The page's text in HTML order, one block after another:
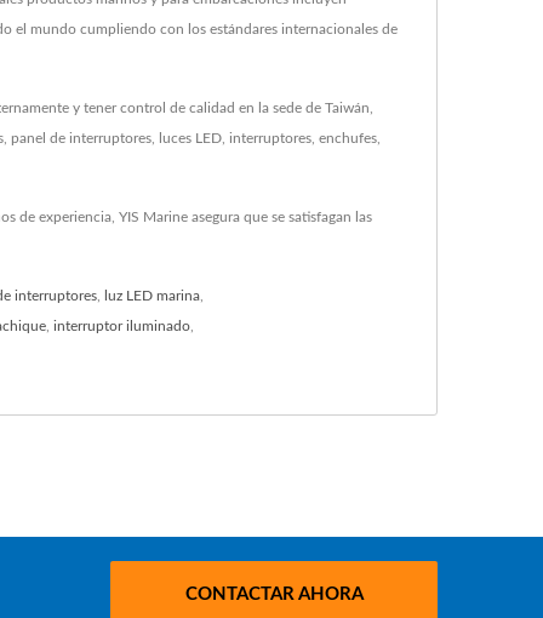
el mundo cumpliendo con los estándares internacionales de
y tener control de calidad en la sede de Taiwán,
de interruptores, luces LED, interruptores, enchufes,
experiencia, YIS Marine asegura que se satisfagan las
interruptores luz LED marina
interruptor iluminado
CONTACTAR AHORA